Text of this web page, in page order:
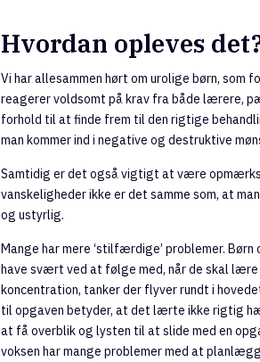
Hvordan opleves
Vi har allesammen hørt om urolige børn, som
reagerer voldsomt på krav fra både lærere,
forhold til at finde frem til den rigtige
man kommer ind i negative og destruktive
Samtidig er det også vigtigt at være
vanskeligheder ikke er det samme som, at
og ustyrlig.
Mange har mere ‘stilfærdige’ problemer.
have svært ved at følge med, når de skal
koncentration, tanker der flyver rundt i
til opgaven betyder, at det lærte ikke rigtig
at få overblik og lysten til at slide med en
voksen har mange problemer med at